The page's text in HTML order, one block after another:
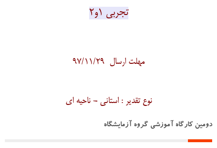
تجربی 1و2
مهلت ارسال 97/11/29
نوع تقدیر : استانی - ناحیه ای
دومین کارگاه آموزشی گروه آزمایشگاه